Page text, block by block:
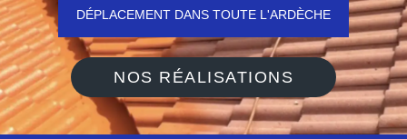
DÉPLACEMENT DANS TOUTE L'ARDÈCHE
NOS RÉALISATIONS